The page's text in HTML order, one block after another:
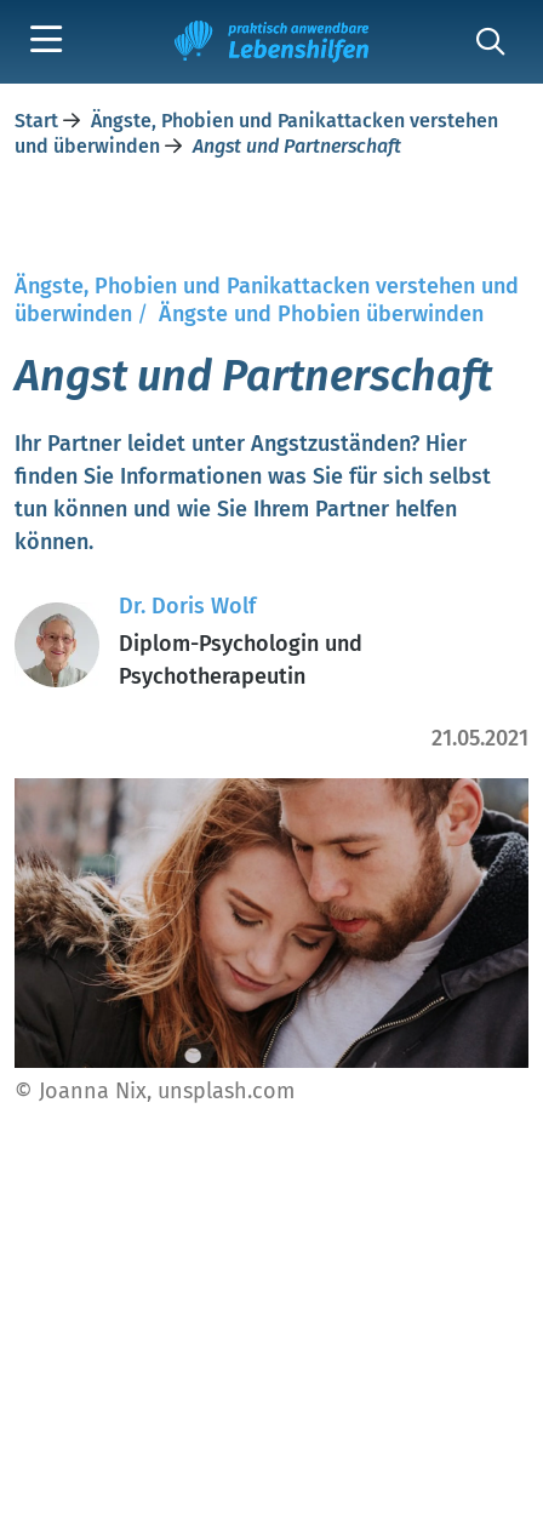
Start
Ängste, Phobien und Panikattacken verstehen
und überwinden
Angst und Partnerschaft
Ängste, Phobien und Panikattacken verstehen und
überwinden / Ängste und Phobien überwinden
Angst und Partnerschaft
Ihr Partner leidet unter Angstzuständen? Hier
finden Sie Informationen was Sie für sich selbst
tun können und wie Sie Ihrem Partner helfen
können.
Dr. Doris Wolf
Diplom-Psychologin und
Psychotherapeutin
21.05.2021
© Joanna Nix, unsplash.com